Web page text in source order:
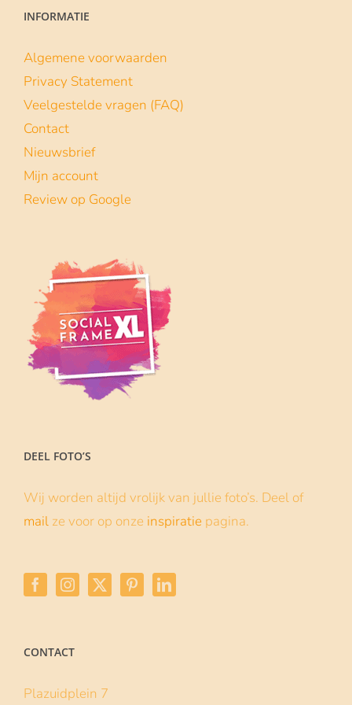
INFORMATIE
Algemene voorwaarden
Privacy Statement
Veelgestelde vragen (FAQ)
Contact
Nieuwsbrief
Mijn account
Review op Google
DEEL FOTO’S
Wij worden altijd vrolijk van jullie foto’s. Deel of
mail ze voor op onze inspiratie pagina.
CONTACT
Plazuidplein 7